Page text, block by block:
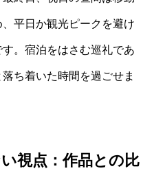
平日か観光ピークを避け
。宿泊をはさむ巡礼であ
ち着いた時間を過ごせま
視点：作品との比